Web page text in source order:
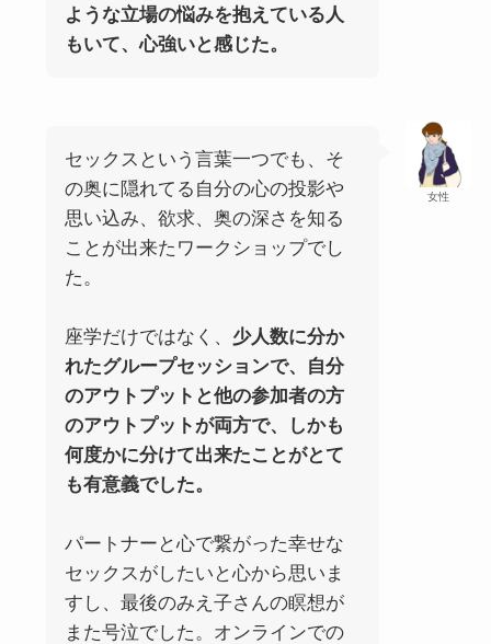
ような立場の悩みを抱えている人
もいて、心強いと感じた。
女性
セックスという言葉一つでも、そ
の奥に隠れてる自分の心の投影や
思い込み、欲求、奥の深さを知る
ことが出来たワークショップでし
た。
座学だけではなく、 少人数に分か
れたグループセッションで、自分
のアウトプットと他の参加者の方
のアウトプットが両方で、しかも
何度かに分けて出来たことがとて
も有意義でした。
パートナーと心で繋がった幸せな
セックスがしたいと心から思いま
すし、最後のみえ子さんの瞑想が
また号泣でした。オンラインでの